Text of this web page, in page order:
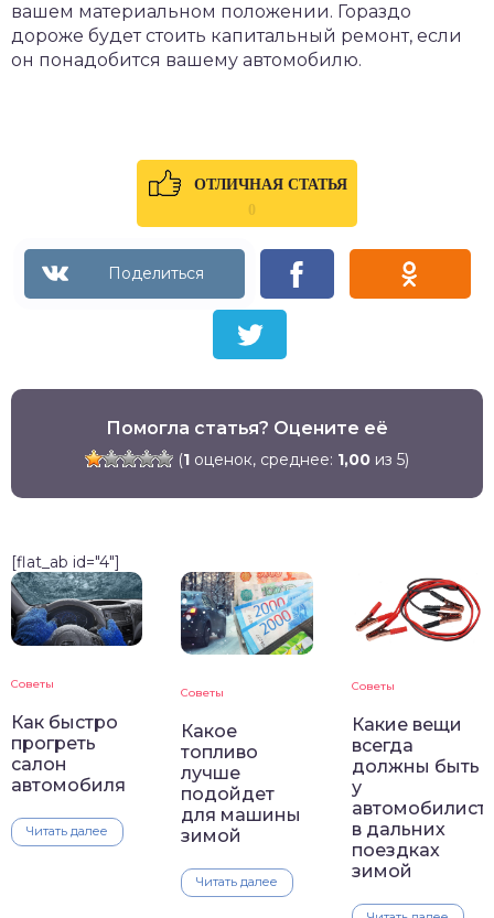
вашем материальном положении. Гораздо
дороже будет стоить капитальный ремонт, если
он понадобится вашему автомобилю.
ОТЛИЧНАЯ СТАТЬЯ
0
Помогла статья? Оцените её
(1 оценок, среднее: 1,00 из 5)
[flat_ab id="4"]
Советы
Как быстро
прогреть
салон
автомобиля
Читать далее
Советы
Какое
топливо
лучше
подойдет
для машины
зимой
Читать далее
Советы
Какие вещи
всегда
должны быть
у
в дальних
поездках
зимой